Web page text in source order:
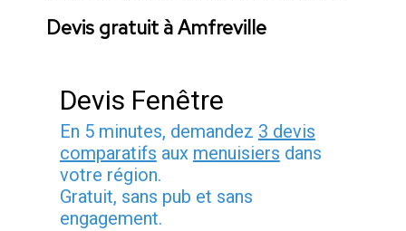
Devis gratuit à Amfreville
Devis Fenêtre
En 5 minutes, demandez 3 devis
comparatifs aux menuisiers dans
votre région.
Gratuit, sans pub et sans
engagement.